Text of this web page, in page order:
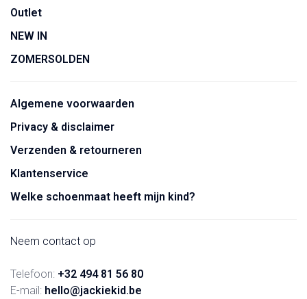
Outlet
NEW IN
ZOMERSOLDEN
Algemene voorwaarden
Privacy & disclaimer
Verzenden & retourneren
Klantenservice
Welke schoenmaat heeft mijn kind?
Neem contact op
Telefoon: +32 494 81 56 80
E-mail: hello@jackiekid.be